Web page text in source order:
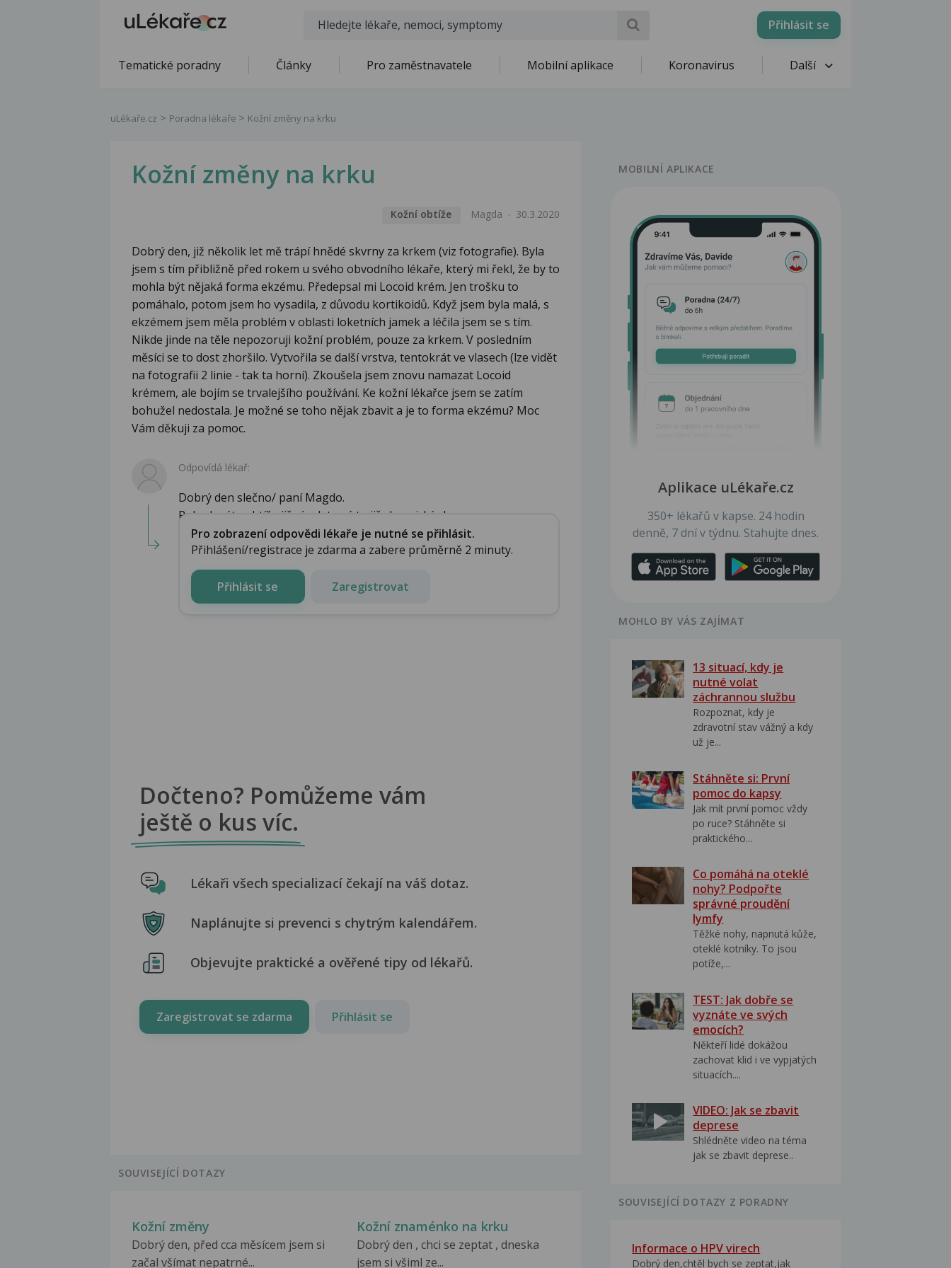
Přihlásit se
Tematické poradny Články Pro zaměstnavatele Mobilní aplikace Koronavirus Další
uLékaře.cz Poradna lékaře Kožní změny na krku
Kožní změny na krku
Kožní obtíže Magda 30.3.2020
Dobrý den, již několik let mě trápí hnědé skvrny za krkem (viz fotografie). Byla
jsem s tím přibližně před rokem u svého obvodního lékaře, který mi řekl, že by to
mohla být nějaká forma ekzému. Předepsal mi Locoid krém. Jen trošku to
pomáhalo, potom jsem ho vysadila, z důvodu kortikoidů. Když jsem byla malá, s
ekzémem jsem měla problém v oblasti loketních jamek a léčila jsem se s tím.
Nikde jinde na těle nepozoruji kožní problém, pouze za krkem. V posledním
měsíci se to dost zhoršilo. Vytvořila se další vrstva, tentokrát ve vlasech (lze vidět
na fotografii 2 linie - tak ta horní). Zkoušela jsem znovu namazat Locoid
krémem, ale bojím se trvalejšího používání. Ke kožní lékařce jsem se zatím
bohužel nedostala. Je možné se toho nějak zbavit a je to forma ekzému? Moc
Vám děkuji za pomoc.
Odpovídá lékař:
Dobrý den slečno/ paní Magdo.
Pokud máte obtíže již více let, má to již chronický chara...
Pro zobrazení odpovědi lékaře je nutné se přihlásit.
Přihlášení/registrace je zdarma a zabere průměrně 2 minuty.
Přihlásit se Zaregistrovat
Dočteno? Pomůžeme vám
ještě o kus víc.
Lékaři všech specializací čekají na váš dotaz.
Naplánujte si prevenci s chytrým kalendářem.
Objevujte praktické a ověřené tipy od lékařů.
Zaregistrovat se zdarma Přihlásit se
SOUVISEJÍCÍ DOTAZY
Kožní změny
Dobrý den, před cca měsícem jsem si
začal všímat nepatrné...
Kožní znaménko na krku
Dobrý den , chci se zeptat , dneska
jsem si všiml ze...
MOBILNÍ APLIKACE
Aplikace uLékaře.cz
350+ lékařů v kapse. 24 hodin
denně, 7 dní v týdnu. Stahujte dnes.
MOHLO BY VÁS ZAJÍMAT
13 situací, kdy je
nutné volat
záchrannou službu
Rozpoznat, kdy je
zdravotní stav vážný a kdy
už je...
Stáhněte si: První
pomoc do kapsy
Jak mít první pomoc vždy
po ruce? Stáhněte si
praktického...
Co pomáhá na oteklé
nohy? Podpořte
správné proudění
lymfy
Těžké nohy, napnutá kůže,
oteklé kotníky. To jsou
potíže,...
TEST: Jak dobře se
vyznáte ve svých
emocích?
Někteří lidé dokážou
zachovat klid i ve vypjatých
situacích....
VIDEO: Jak se zbavit
deprese
Shlédněte video na téma
jak se zbavit deprese..
SOUVISEJÍCÍ DOTAZY Z PORADNY
Informace o HPV virech
Dobrý den,chtěl bych se zeptat,jak